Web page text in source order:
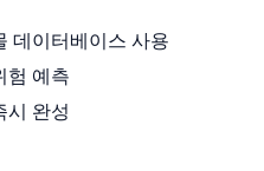
데이터베이스 사용
험 예측
시 완성